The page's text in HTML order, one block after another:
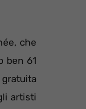
che
ben 61
artisti